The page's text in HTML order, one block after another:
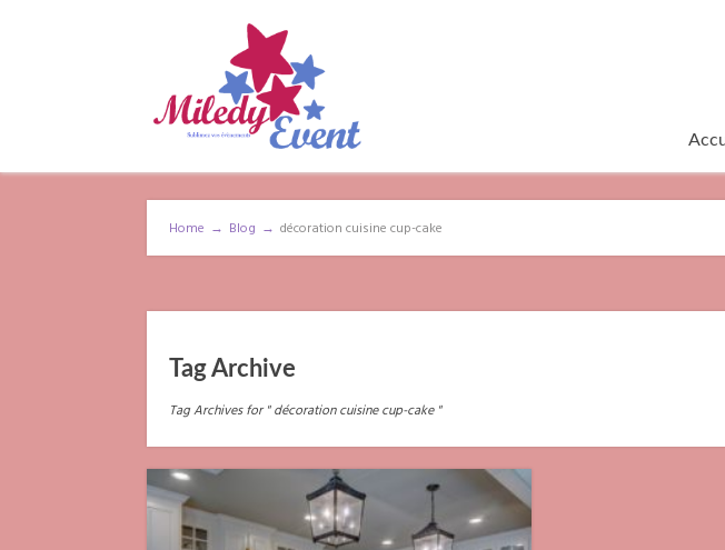
Home → Blog → décoration cuisine cup-cake
Tag Archive
Tag Archives for " décoration cuisine cup-cake "